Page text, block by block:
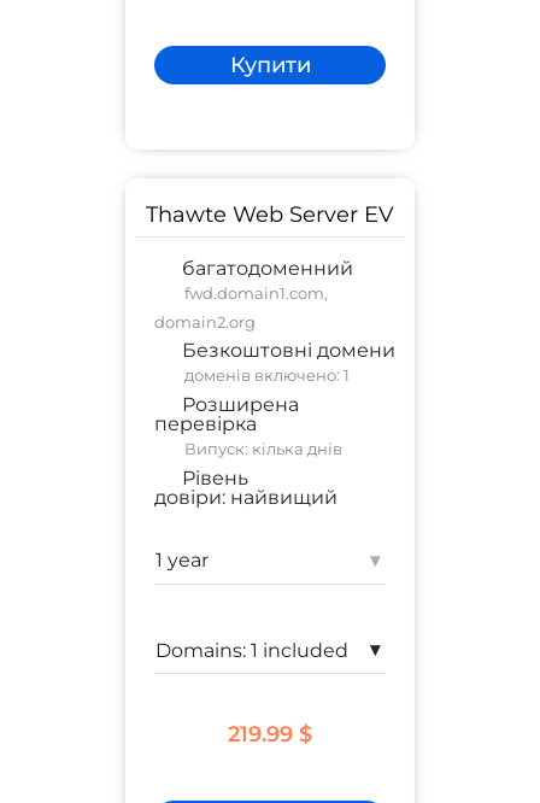
Купити
Thawte Web Server EV
багатодоменний
fwd.domain1.com,
domain2.org
Безкоштовні домени
доменів включено: 1
Розширена
перевірка
Випуск: кілька днів
Рівень
довіри: найвищий
Гарантія: 1 750 000 $
▾
▾
219.99 $